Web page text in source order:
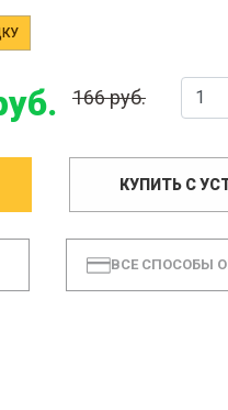
166 руб.
КУПИТЬ С
ВСЕ СПОСОБЫ